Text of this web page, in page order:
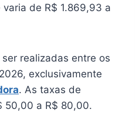
de R$ 1.869,93 a
realizadas entre os
exclusivamente
. As taxas de
50,00 a R$ 80,00.